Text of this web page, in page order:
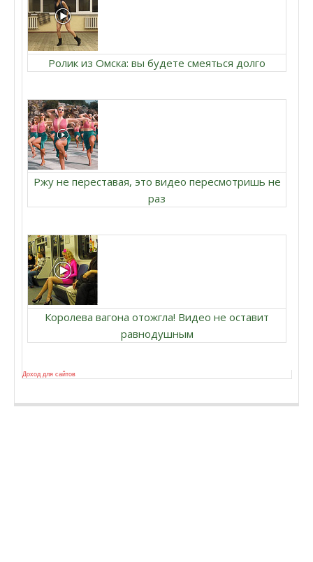
Ролик из Омска: вы будете смеяться долго
Ржу не переставая, это видео пересмотришь не
раз
Королева вагона отожгла! Видео не оставит
равнодушным
Доход для сайтов